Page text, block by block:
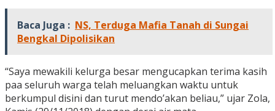
Baca Juga : NS, Terduga Mafia Tanah di Sungai
Bengkal Dipolisikan
“Saya mewakili kelurga besar mengucapkan terima kasih
paa seluruh warga telah meluangkan waktu untuk
berkumpul disini dan turut mendo’akan beliau,” ujar Zola,